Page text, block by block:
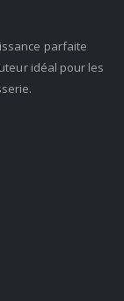
parfaite
idéal pour les